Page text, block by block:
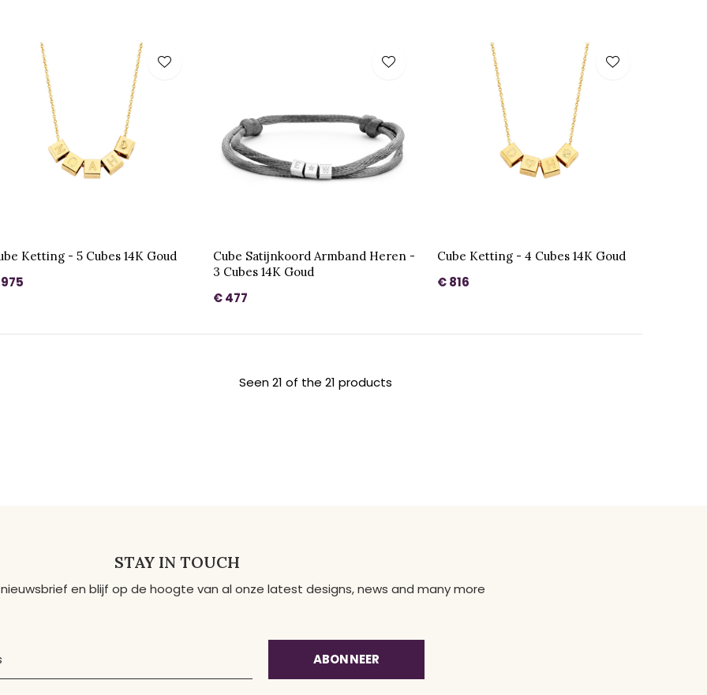
Ketting - 5 Cubes 14K Goud
Cube Satijnkoord Armband Heren -
3 Cubes 14K Goud
€ 477
Cube Ketting - 4 Cubes 14K Goud
€ 816
Seen 21 of the 21 products
STAY IN TOUCH
en blijf op de hoogte van al onze latest designs, news and many more
ABONNEER